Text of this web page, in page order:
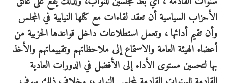
الأحزاب السياسية أن تعقد لقاءات مع كتلها النيابية في المجلس
وأن تقيم أدائها ، وتعمل استطلاعات داخل قواعدها الحزبية من
أعضاء الهيئة العامة والاستماع إلى ملاحظاتهم وتقييماتهم والأخذ
بها لتحسين مستوى الأداء إلى الأفضل في الدورات العادية